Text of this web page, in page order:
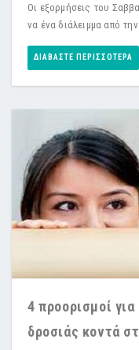
Οι εξορμήσεις του
να ένα διάλειμμα από
ΔΙΑΒΆΣΤΕ ΠΕΡΙΣΣΌΤΕΡΑ
4 προορισμοί
δροσιάς κοντά